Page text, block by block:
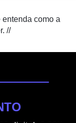
como a
//